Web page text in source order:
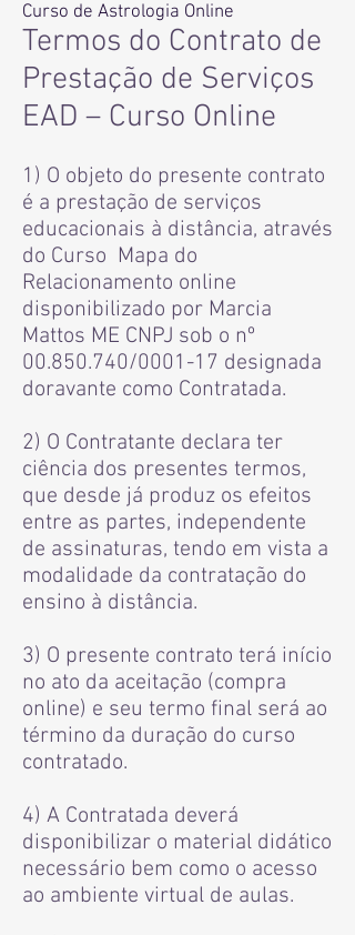
Curso de Astrologia Online
Termos do Contrato de
Prestação de Serviços
EAD – Curso Online
1) O objeto do presente contrato
é a prestação de serviços
educacionais à distância, através
do Curso Mapa do
Relacionamento online
disponibilizado por Marcia
Mattos ME CNPJ sob o nº
00.850.740/0001-17 designada
doravante como Contratada.
2) O Contratante declara ter
ciência dos presentes termos,
que desde já produz os efeitos
entre as partes, independente
de assinaturas, tendo em vista a
modalidade da contratação do
ensino à distância.
3) O presente contrato terá início
no ato da aceitação (compra
online) e seu termo final será ao
término da duração do curso
contratado.
4) A Contratada deverá
disponibilizar o material didático
necessário bem como o acesso
ao ambiente virtual de aulas.